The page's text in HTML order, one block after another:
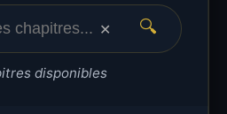
🔍
✕
disponibles